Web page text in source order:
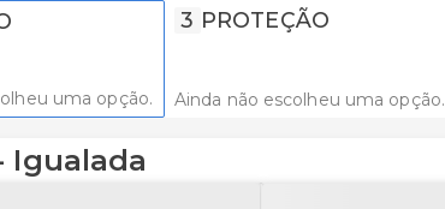
uma opção.
3 PROTEÇÃO
Ainda não escolheu uma opção.
Igualada